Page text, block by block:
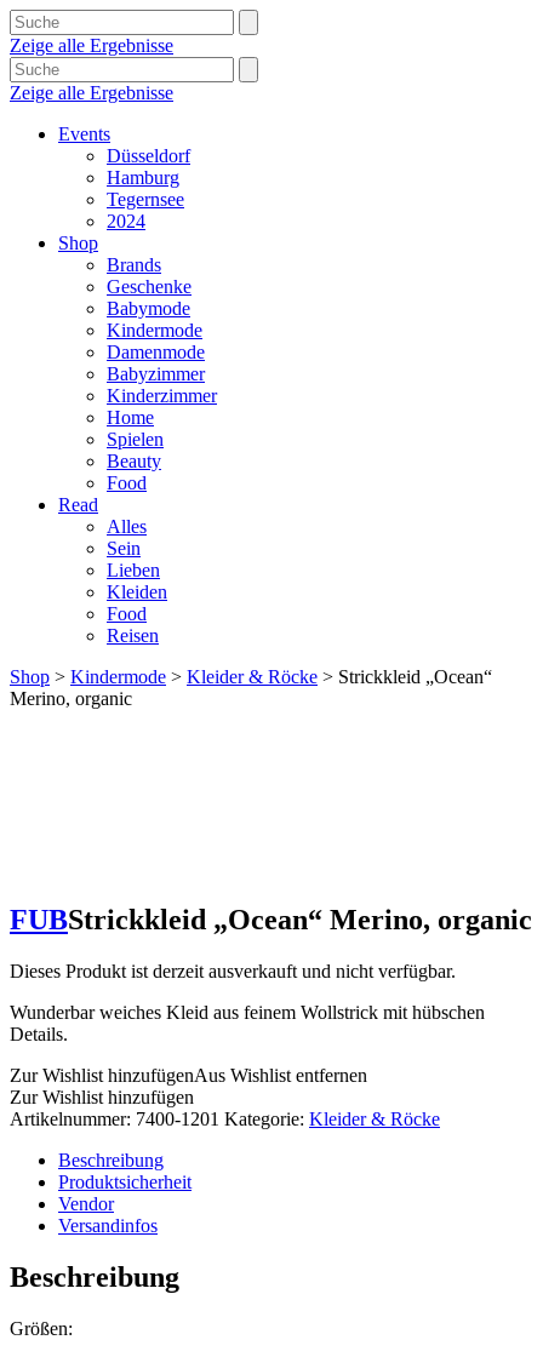
Zeige alle Ergebnisse
Zeige alle Ergebnisse
Events
Düsseldorf
Hamburg
Tegernsee
2024
Shop
Brands
Geschenke
Babymode
Kindermode
Damenmode
Babyzimmer
Kinderzimmer
Home
Spielen
Beauty
Food
Read
Alles
Sein
Lieben
Kleiden
Food
Reisen
Shop > Kindermode > Kleider & Röcke > Strickkleid „Ocean“
Merino, organic
FUBStrickkleid „Ocean“ Merino, organic
Dieses Produkt ist derzeit ausverkauft und nicht verfügbar.
Wunderbar weiches Kleid aus feinem Wollstrick mit hübschen
Details.
Zur Wishlist hinzufügenAus Wishlist entfernen
Zur Wishlist hinzufügen
Artikelnummer: 7400-1201 Kategorie: Kleider & Röcke
Beschreibung
Produktsicherheit
Vendor
Versandinfos
Beschreibung
Größen: